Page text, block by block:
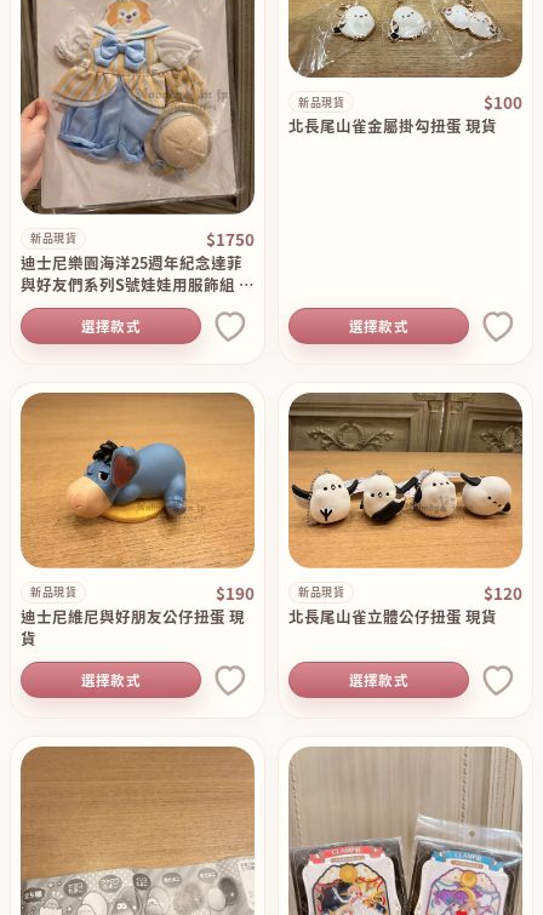
新品現貨 $1750
迪士尼樂園海洋25週年紀念達菲
與好友們系列S號娃娃用服飾組 現
貨
選擇款式
新品現貨 $100
北長尾山雀金屬掛勾扭蛋 現貨
選擇款式
新品現貨 $190
迪士尼維尼與好朋友公仔扭蛋 現
貨
選擇款式
新品現貨 $120
北長尾山雀立體公仔扭蛋 現貨
選擇款式